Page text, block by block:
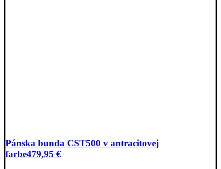
Pánska bunda CST500 v antracitovej
farbe479,95 €